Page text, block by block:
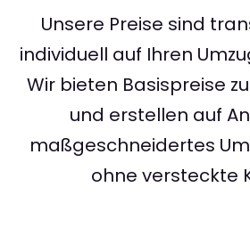
Unsere Preise sind
individuell auf Ihren
Wir bieten Basispreise
und erstellen auf
maßgeschneidertes
ohne versteckte